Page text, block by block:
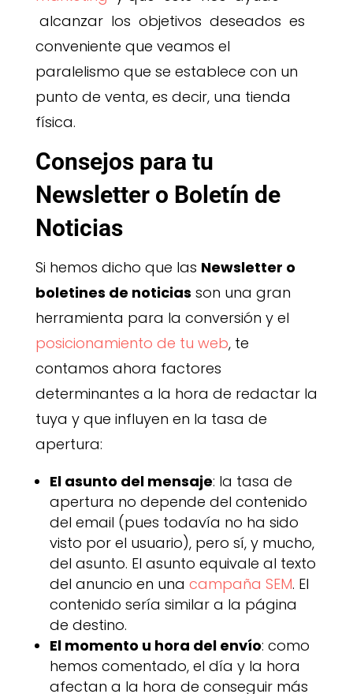
alcanzar los objetivos deseados es
conveniente que veamos el
paralelismo que se establece con un
punto de venta, es decir, una tienda
física.
Consejos para tu
Newsletter o Boletín de
Noticias
Si hemos dicho que las Newsletter o
boletines de noticias son una gran
herramienta para la conversión y el
posicionamiento de tu web, te
contamos ahora factores
determinantes a la hora de redactar la
tuya y que influyen en la tasa de
apertura:
El asunto del mensaje: la tasa de
apertura no depende del contenido
del email (pues todavía no ha sido
visto por el usuario), pero sí, y mucho,
del asunto. El asunto equivale al texto
del anuncio en una campaña SEM. El
contenido sería similar a la página
de destino.
El momento u hora del envío: como
hemos comentado, el día y la hora
afectan a la hora de conseguir más